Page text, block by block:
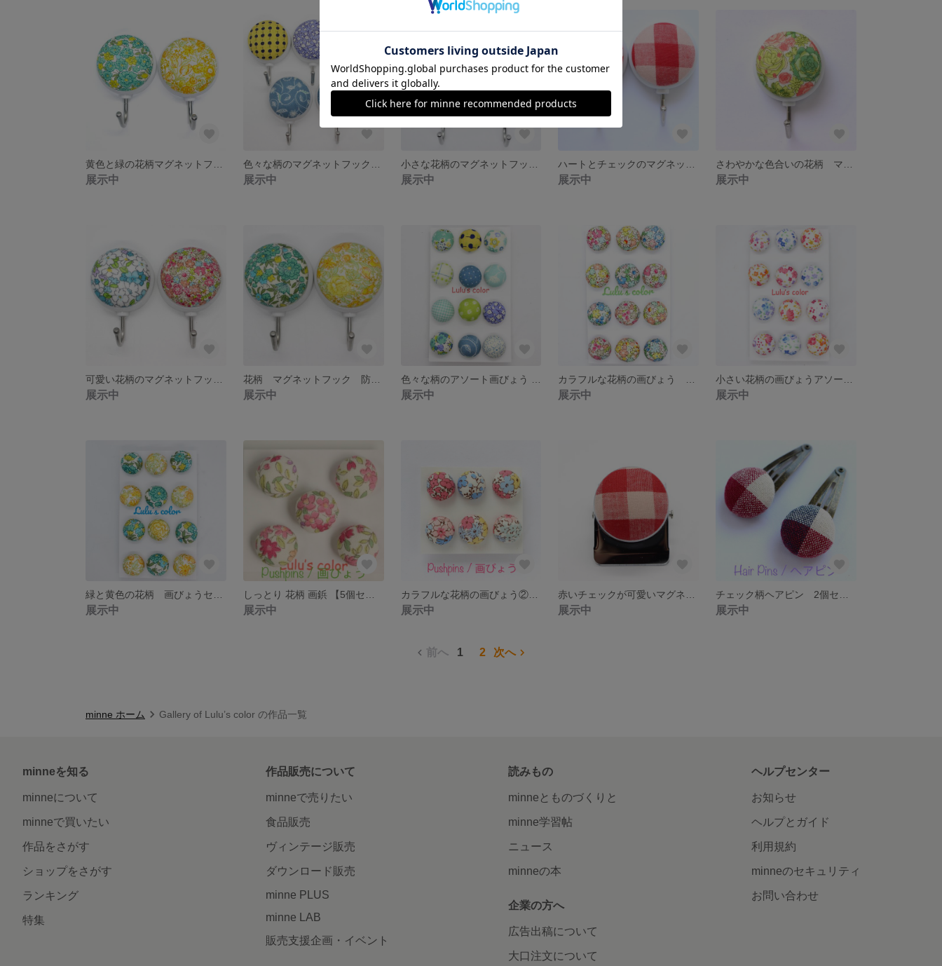
展示中 展示中 展示中 展示中 展示中
展示中
花柄 マグネットフック 防水加工 2個セット 黄色 緑
展示中 展示中 展示中 展示中
展示中 展示中
カラフルな花柄の画びょう② 6個セット
展示中 展示中 展示中
前へ 1 2 次へ
minne ホーム Gallery of Lulu’s color の作品一覧
minneを知る
minneについて
minneで買いたい
作品をさがす
ショップをさがす
ランキング
特集
作品販売について
minneで売りたい
食品販売
ヴィンテージ販売
ダウンロード販売
minne PLUS
minne LAB
販売支援企画・イベント
読みもの
minneとものづくりと
minne学習帖
ニュース
minneの本
企業の方へ
広告出稿について
大口注文について
ヘルプセンター
お知らせ
ヘルプとガイド
利用規約
minneのセキュリティ
お問い合わせ